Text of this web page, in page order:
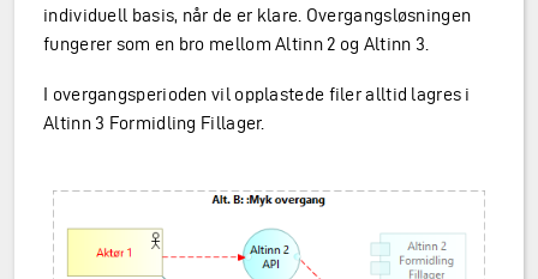
individuell basis, når de er klare. Overgangsløsningen
fungerer som en bro mellom Altinn 2 og Altinn 3.
I overgangsperioden vil opplastede filer alltid lagres i
Altinn 3 Formidling Fillager.